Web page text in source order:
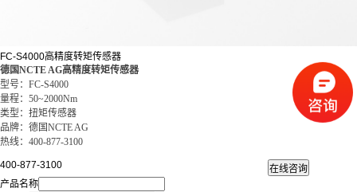
FC-S4000高精度转矩传感器
德国NCTE AG高精度转矩传感器
型号：FC-S4000
量程：50~2000Nm
类型：扭矩传感器
品牌：德国NCTE AG
热线：400-877-3100
400-877-3100
产品名称